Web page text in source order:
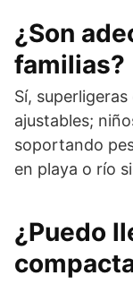
¿Son
familias?
Sí,
ajustables;
soportando
en playa o río
¿Puedo